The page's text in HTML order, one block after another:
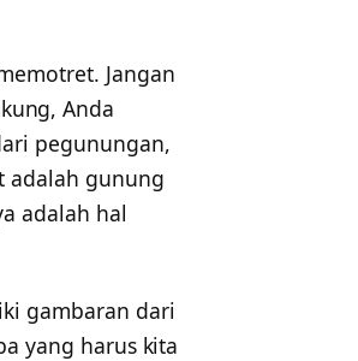
Jangan
Anda
pegunungan,
adalah gunung
adalah hal
gambaran dari
yang harus kita